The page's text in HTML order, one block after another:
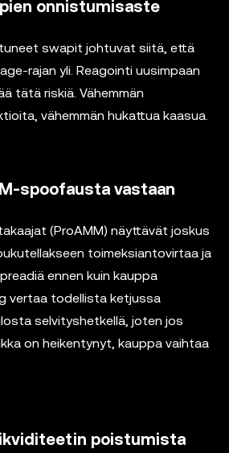
onnistumisaste
swapit johtuvat siitä, että
rajan yli. Reagointi uusimpaan
tätä riskiä. Vähemmän
vähemmän hukattua kaasua.
spoofausta vastaan
(ProAMM) näyttävät joskus
toimeksiantovirtaa ja
ennen kuin kauppa
vertaa todellista ketjussa
selvityshetkellä, joten jos
on heikentynyt, kauppa vaihtaa
poistumista